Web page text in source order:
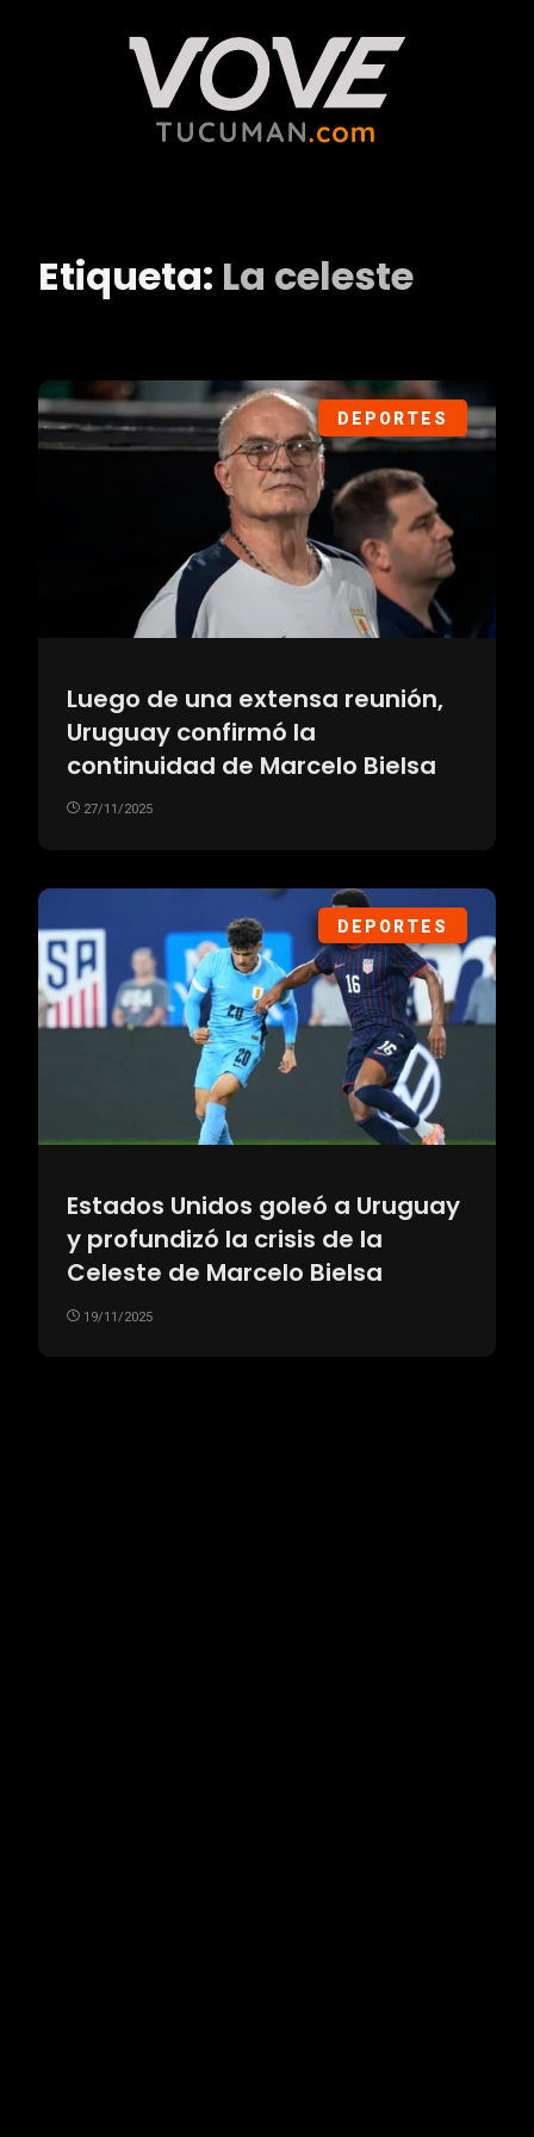
Etiqueta: La celeste
DEPORTES
Luego de una extensa reunión,
Uruguay confirmó la
continuidad de Marcelo Bielsa
27/11/2025
DEPORTES
Estados Unidos goleó a Uruguay
y profundizó la crisis de la
Celeste de Marcelo Bielsa
19/11/2025